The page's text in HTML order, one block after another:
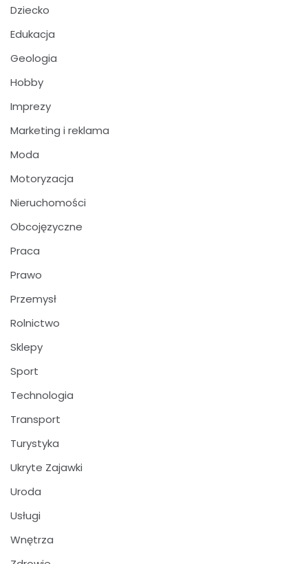
Dziecko
Edukacja
Geologia
Hobby
Imprezy
Marketing i reklama
Moda
Motoryzacja
Nieruchomości
Obcojęzyczne
Praca
Prawo
Przemysł
Rolnictwo
Sklepy
Sport
Technologia
Transport
Turystyka
Ukryte Zajawki
Uroda
Usługi
Wnętrza